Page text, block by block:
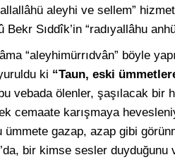
aleyhi ve sellem”
Sıddîk’in “radıyallâhu
“aleyhimürrıdvân” böyle
ki “Taun, eski
vebada ölenler, şaşılacak bir
cemaate karışmaya
ümmete gazap, azap gibi
bir kimse sesler duyduğunu